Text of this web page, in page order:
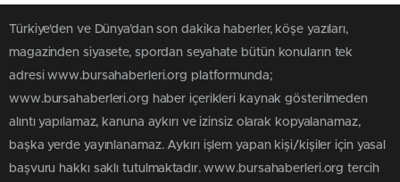
Türkiye'den ve Dünya’dan son dakika haberler, köşe yazıları,
magazinden siyasete, spordan seyahate bütün konuların tek
adresi www.bursahaberleri.org platformunda;
www.bursahaberleri.org haber içerikleri kaynak gösterilmeden
alıntı yapılamaz, kanuna aykırı ve izinsiz olarak kopyalanamaz,
başka yerde yayınlanamaz. Aykırı işlem yapan kişi/kişiler için yasal
başvuru hakkı saklı tutulmaktadır. www.bursahaberleri.org tercih